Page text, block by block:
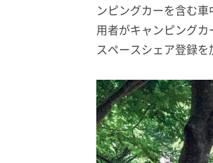
ンピングカーを含む
用者がキャンピング
スペースシェア登録を